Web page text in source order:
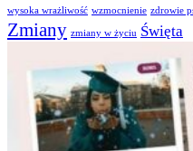
wysoka wrażliwość wzmocnienie zdrowie
Zmiany zmiany w życiu Święta